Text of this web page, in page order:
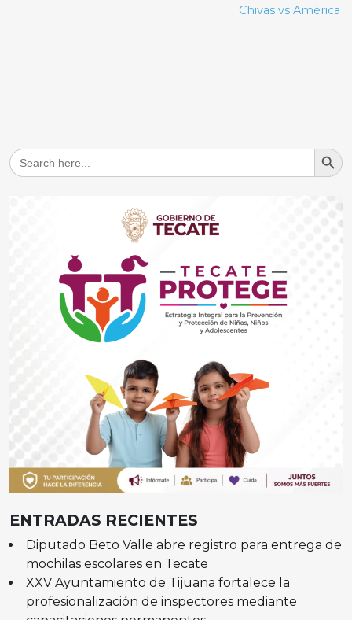
Chivas vs América
Search
for:
Search
ENTRADAS RECIENTES
Diputado Beto Valle abre registro para entrega de
mochilas escolares en Tecate
XXV Ayuntamiento de Tijuana fortalece la
profesionalización de inspectores mediante